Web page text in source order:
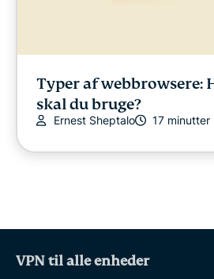
Typer af webbrowsere:
skal du bruge?
Ernest Sheptalo 17 minutter
VPN til alle enheder